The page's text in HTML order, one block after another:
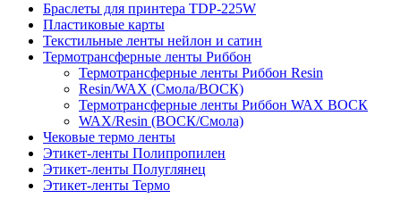
Браслеты для принтера TDP-225W
Пластиковые карты
Текстильные ленты нейлон и сатин
Термотрансферные ленты Риббон
Термотрансферные ленты Риббон Resin
Resin/WAX (Смола/ВОСК)
Термотрансферные ленты Риббон WAX ВОСК
WAX/Resin (ВОСК/Смола)
Чековые термо ленты
Этикет-ленты Полипропилен
Этикет-ленты Полуглянец
Этикет-ленты Термо